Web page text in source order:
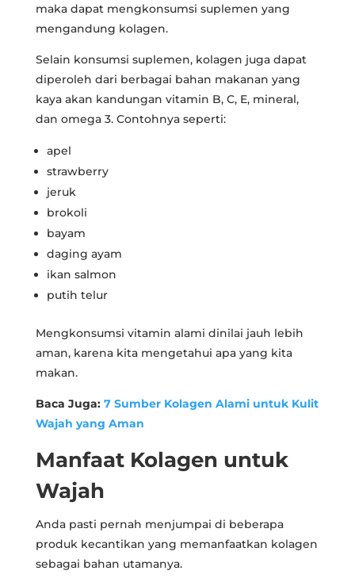
maka dapat mengkonsumsi suplemen yang
mengandung kolagen.
Selain konsumsi suplemen, kolagen juga dapat
diperoleh dari berbagai bahan makanan yang
kaya akan kandungan vitamin B, C, E, mineral,
dan omega 3. Contohnya seperti:
apel
strawberry
jeruk
brokoli
bayam
daging ayam
ikan salmon
putih telur
Mengkonsumsi vitamin alami dinilai jauh lebih
aman, karena kita mengetahui apa yang kita
makan.
Baca Juga: 7 Sumber Kolagen Alami untuk Kulit
Wajah yang Aman
Manfaat Kolagen untuk
Wajah
Anda pasti pernah menjumpai di beberapa
produk kecantikan yang memanfaatkan kolagen
sebagai bahan utamanya.